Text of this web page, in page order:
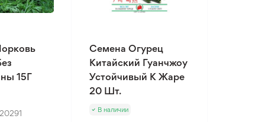
15Г
20291
Семена Огурец
Китайский Гуанчжоу
Устойчивый К Жаре
20 Шт.
В наличии